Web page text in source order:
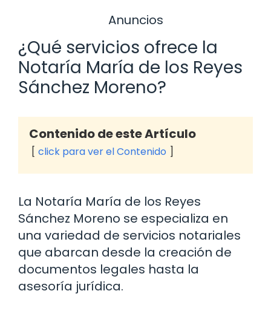
Anuncios
¿Qué servicios ofrece la
Notaría María de los Reyes
Sánchez Moreno?
Contenido de este Artículo
click para ver el Contenido
La Notaría María de los Reyes
Sánchez Moreno se especializa en
una variedad de servicios notariales
que abarcan desde la creación de
documentos legales hasta la
asesoría jurídica.